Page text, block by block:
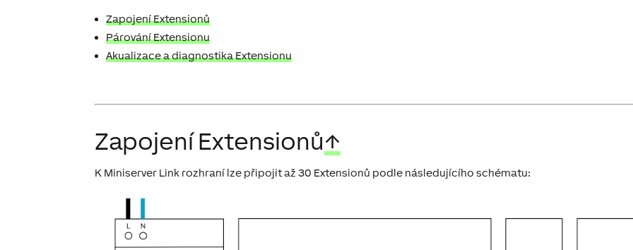
Zapojení Extensionů
Párování Extensionu
Akualizace a diagnostika Extensionu
Zapojení Extensionů↑
K Miniserver Link rozhraní lze připojit až 30 Extensionů podle následujícího schématu: